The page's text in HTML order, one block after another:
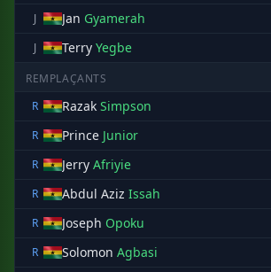
J
Jan Gyamerah
J
Terry Yegbe
REMPLAÇANTS
R
Razak Simpson
R
Prince Junior
R
Jerry Afriyie
R
Abdul Aziz Issah
R
Joseph Opoku
R
Solomon Agbasi